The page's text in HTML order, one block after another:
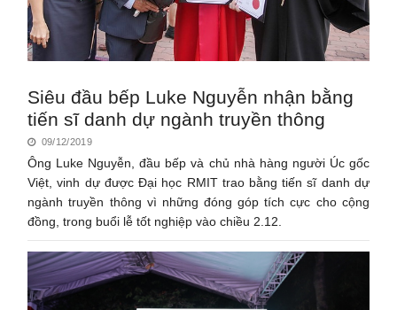
Siêu đầu bếp Luke Nguyễn nhận bằng
tiến sĩ danh dự ngành truyền thông
09/12/2019
Ông Luke Nguyễn, đầu bếp và chủ nhà hàng người Úc gốc
Việt, vinh dự được Đại học RMIT trao bằng tiến sĩ danh dự
ngành truyền thông vì những đóng góp tích cực cho cộng
đồng, trong buổi lễ tốt nghiệp vào chiều 2.12.